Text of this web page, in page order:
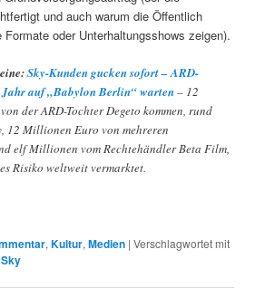
und auch warum die Öffentlich
oder Unterhaltungsshows zeigen).
Sky-Kunden gucken sofort – ARD-
Jahr auf „Babylon Berlin“ warten– 12
der ARD-Tochter Degeto kommen, rund
12 Millionen Euro von mehreren
elf Millionen vom Rechtehändler Beta Film,
Risiko weltweit vermarktet.
,Kultur,Medien |Verschlagwortet mit
Sky